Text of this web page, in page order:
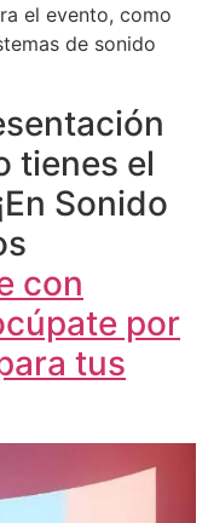
el evento, como
de sonido
tienes el
Sonido
con
por
tus